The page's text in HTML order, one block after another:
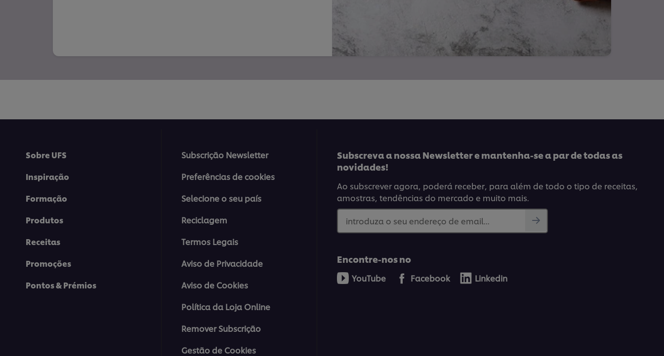
Sobre UFS
Inspiração
Formação
Produtos
Receitas
Promoções
Pontos & Prémios
Subscrição Newsletter
Preferências de cookies
Selecione o seu país
Reciclagem
Termos Legais
Aviso de Privacidade
Aviso de Cookies
Política da Loja Online
Remover Subscrição
Gestão de Cookies
Subscreva a nossa Newsletter e mantenha-se a par de todas as
novidades!
Ao subscrever agora, poderá receber, para além de todo o tipo de receitas,
amostras, tendências do mercado e muito mais.
introduza o seu endereço de email...
Encontre-nos no
YouTube Facebook Linkedin